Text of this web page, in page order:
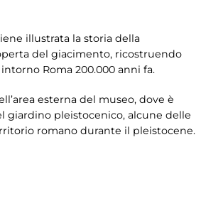
illustrata la storia della
del giacimento, ricostruendo
Roma 200.000 anni fa.
esterna del museo, dove è
giardino pleistocenico, alcune delle
romano durante il pleistocene.